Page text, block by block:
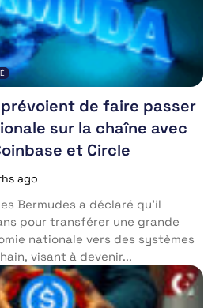
de faire passer
sur la chaîne avec
et Circle
ago
Bermudes a déclaré qu’il
pour transférer une grande
nationale vers des systèmes
visant à devenir...